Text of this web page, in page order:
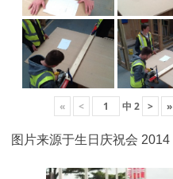
« < 中 2 > »
图片来源于生日庆祝会 2014